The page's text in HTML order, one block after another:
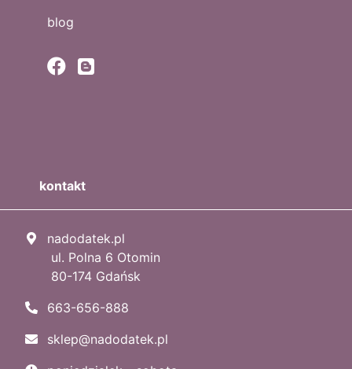
blog
kontakt
nadodatek.pl
ul. Polna 6 Otomin
80-174 Gdańsk
663-656-888
sklep@nadodatek.pl